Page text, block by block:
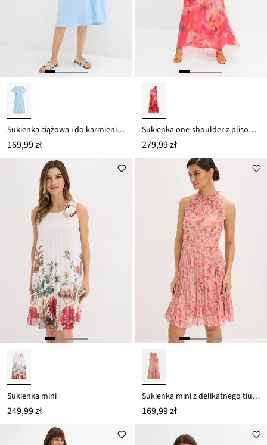
Sukienka ciążowa i do karmienia piersią, z plisą guzikową
169,99 zł
Sukienka one-shoulder z plisowaną częścią spódnicową z tiulu
279,99 zł
Sukienka mini
249,99 zł
Sukienka mini z delikatnego tiulu, plisowana u dołu
169,99 zł